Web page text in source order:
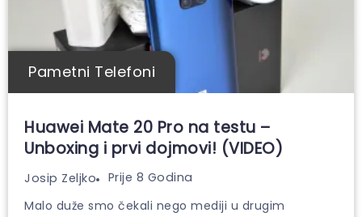
Pametni Telefoni
Huawei Mate 20 Pro na testu –
Unboxing i prvi dojmovi! (VIDEO)
Josip Zeljko
Prije 8 Godina
Malo duže smo čekali nego mediji u drugim